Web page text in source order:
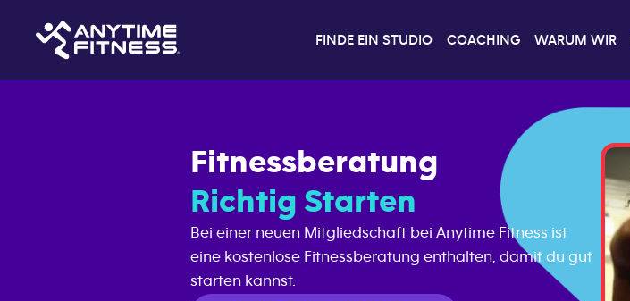
FINDE EIN STUDIO COACHING WARUM WIR
Fitnessberatung
Richtig Starten
Bei einer neuen Mitgliedschaft bei Anytime Fitness ist
eine kostenlose Fitnessberatung enthalten, damit du gut
starten kannst.